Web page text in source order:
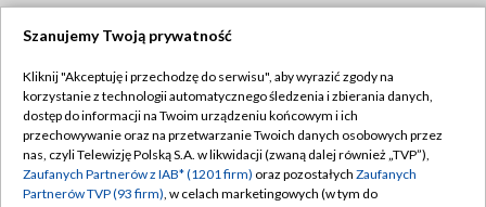
TVP
Abonament TVP
Emisja w TVP
Regulamin TVP
Polityka prywatności
Szanujemy Twoją prywatność
Kliknij "Akceptuję i przechodzę do serwisu", aby wyrazić zgody na
korzystanie z technologii automatycznego śledzenia i zbierania danych,
dostęp do informacji na Twoim urządzeniu końcowym i ich
przechowywanie oraz na przetwarzanie Twoich danych osobowych przez
nas, czyli Telewizję Polską S.A. w likwidacji (zwaną dalej również „TVP”),
Zaufanych Partnerów z IAB* (1201 firm) oraz pozostałych Zaufanych
Partnerów TVP (93 firm), w celach marketingowych (w tym do